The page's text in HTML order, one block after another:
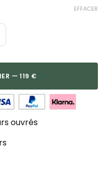
EFFACER
— 119 €
ouvrés